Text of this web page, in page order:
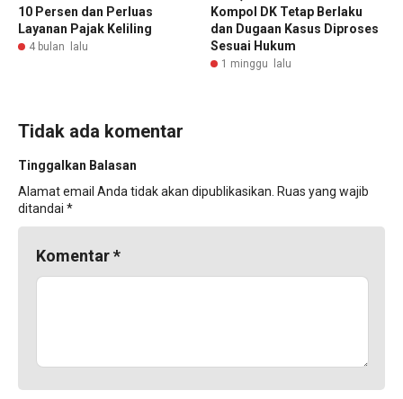
10 Persen dan Perluas
Layanan Pajak Keliling
4 bulan lalu
Kompol DK Tetap Berlaku
dan Dugaan Kasus Diproses
Sesuai Hukum
1 minggu lalu
Tidak ada komentar
Tinggalkan Balasan
Alamat email Anda tidak akan dipublikasikan. Ruas yang wajib
ditandai *
Komentar*